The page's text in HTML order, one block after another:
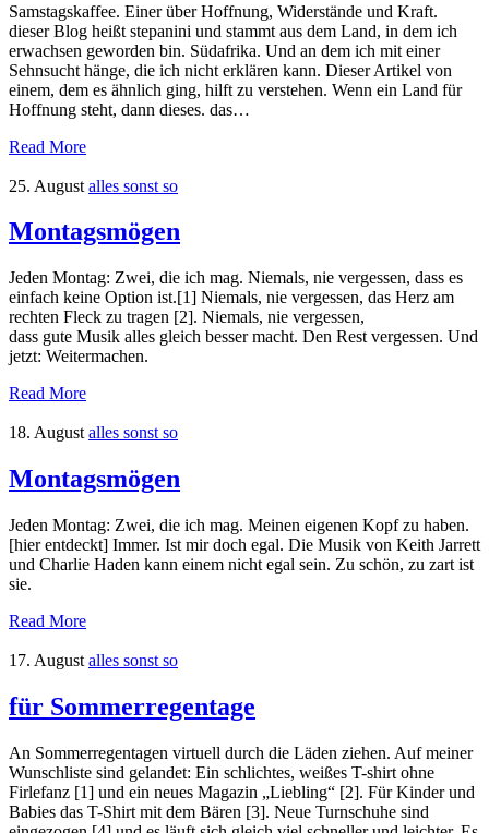
Samstagskaffee. Einer über Hoffnung, Widerstände und Kraft.
dieser Blog heißt stepanini und stammt aus dem Land, in dem ich
erwachsen geworden bin. Südafrika. Und an dem ich mit einer
Sehnsucht hänge, die ich nicht erklären kann. Dieser Artikel von
einem, dem es ähnlich ging, hilft zu verstehen. Wenn ein Land für
Hoffnung steht, dann dieses. das…
Read More
25. August alles sonst so
Montagsmögen
Jeden Montag: Zwei, die ich mag. Niemals, nie vergessen, dass es
einfach keine Option ist.[1] Niemals, nie vergessen, das Herz am
rechten Fleck zu tragen [2]. Niemals, nie vergessen,
dass gute Musik alles gleich besser macht. Den Rest vergessen. Und
jetzt: Weitermachen.
Read More
18. August alles sonst so
Montagsmögen
Jeden Montag: Zwei, die ich mag. Meinen eigenen Kopf zu haben.
[hier entdeckt] Immer. Ist mir doch egal. Die Musik von Keith Jarrett
und Charlie Haden kann einem nicht egal sein. Zu schön, zu zart ist
sie.
Read More
17. August alles sonst so
für Sommerregentage
An Sommerregentagen virtuell durch die Läden ziehen. Auf meiner
Wunschliste sind gelandet: Ein schlichtes, weißes T-shirt ohne
Firlefanz [1] und ein neues Magazin „Liebling“ [2]. Für Kinder und
Babies das T-Shirt mit dem Bären [3]. Neue Turnschuhe sind